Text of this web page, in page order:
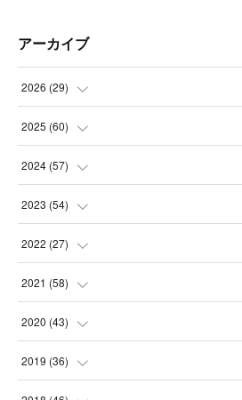
アーカイブ
2026 (29)
(5
(3
(7
(6
2025 (60)
(3
(3
(3
(2
2024 (57)
(4
(5
(2
(6
2023 (54)
(6
(8
(9
(6
2022 (27)
(1
(3
(3
(4
2021 (58)
(1
(5
(5
2020 (43)
(5
2019 (36)